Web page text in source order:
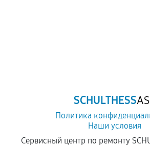
SCHULTHESS
Политика
Наши условия
Сервисный центр по ремонту